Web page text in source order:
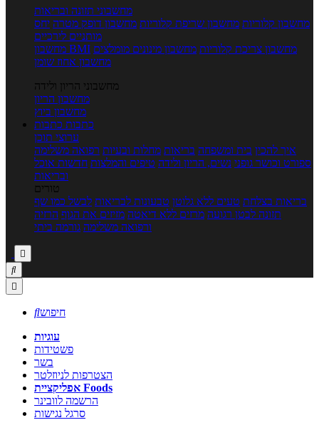
מחשבוני תזונה ובריאות
מחשבון קלוריות מחשבון שריפת קלוריות מחשבון דופק מטרה יחס
מותניים לירכיים
מחשבון BMI
מחשבון צריכת קלוריות מחשבון מינונים מומלצים
מחשבון אחוז שומן
מחשבוני הריון ולידה
מחשבון הריון
מחשבון ביוץ
כתבות כתבות
ערוצי תוכן
איך להכין בית ומשפחה בריאות מחלות ובעיות רפואה משלימה
ספורט וכושר גופני נשים, הריון ולידה טיפים והמלצות חדשות אוכל
ובריאות
טורים
בריאות בצלחת טעים ללא גלוטן טבעונות לבריאות לבשל כמו שף
תזונה לבטן רגועה מרזים ללא דיאטה מזיזים את הגוף הרזיה
ורפואה משלימה גורמה ביתי



חיפוש
עוגיות
פשטידות
בשר
הצטרפות לניוזלטר
אפליקציית Foods
הרשמה לוובינר
סרגל נגישות